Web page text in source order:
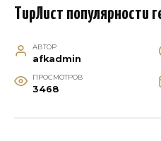
ТирЛист популярности
АВТОР
afkadmin
ПРОСМОТРОВ
3468